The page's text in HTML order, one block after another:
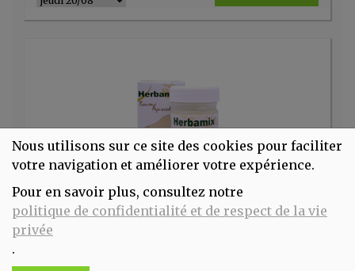
Nous utilisons sur ce site des cookies pour faciliter
votre navigation et améliorer votre expérience.
Pour en savoir plus, consultez notre
politique de confidentialité et de respect de la vie
privée
.
4.99€/pc